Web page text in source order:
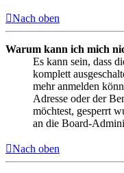
Nach oben
Warum kann ich mich
Es kann sein, dass
komplett
mehr anmelden
Adresse oder der
möchtest, gesperrt
an die Board-
Nach oben